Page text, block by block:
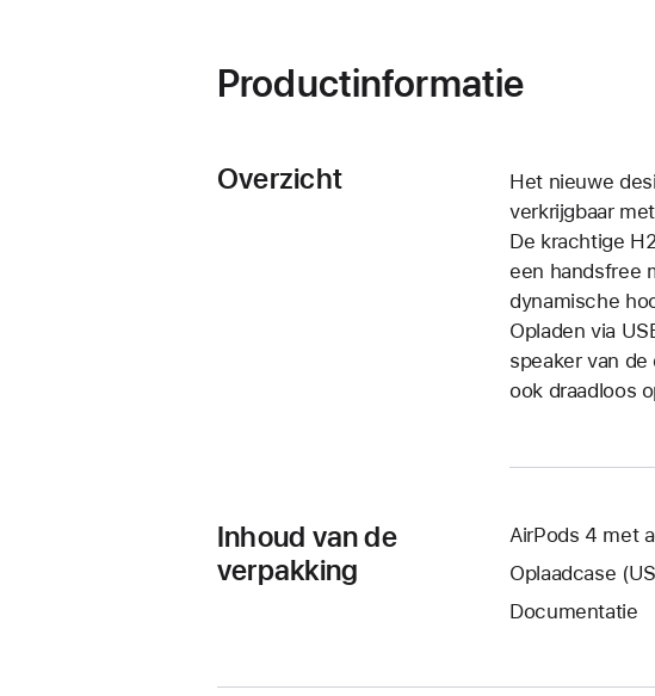
Productinformatie
Overzicht
Het nieuwe
verkrijgbaar
De krachtige
een handsfree
dynamische
Opladen via
speaker van
ook draadloos
Inhoud van de
verpakking
AirPods 4 met
Oplaadcase
Documentatie